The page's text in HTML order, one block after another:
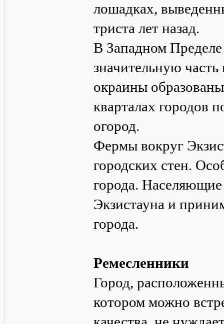
лошадках,
триста лет назад.
В Западном
значительную
окраины
кварталах городов
огород.
Фермы вокруг
городских стен.
города.
Экзистауна и
города.
Ремесленники
Город,
котором можно